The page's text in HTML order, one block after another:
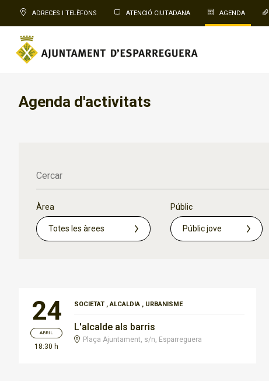
ADRECES I TELÈFONS ATENCIÓ CIUTADANA AGENDA
Agenda d'activitats
Cercar
Àrea Públic
24
ABRIL
18:30 h
SOCIETAT ,ALCALDIA , URBANISME
L'alcalde als barris
Plaça Ajuntament, s/n, Esparreguera